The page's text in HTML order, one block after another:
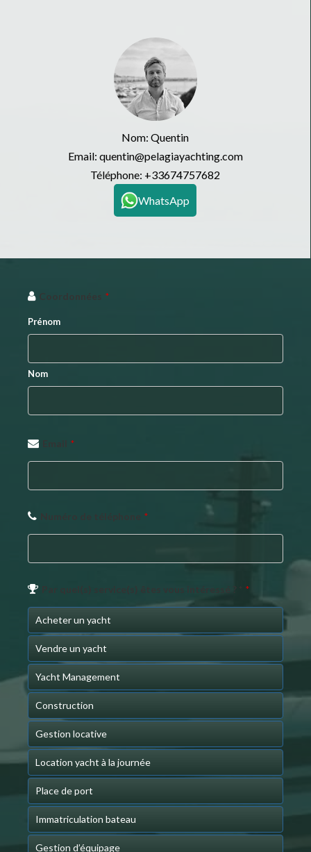
Nom: Quentin
Email: quentin@pelagiayachting.com
Téléphone: +33674757682
WhatsApp
*
Prénom
Nom
*
*
Par quel(s) service(s) êtes vous intéressé ? * *
Acheter un yacht
Vendre un yacht
Yacht Management
Construction
Gestion locative
Location yacht à la journée
Place de port
Immatriculation bateau
Gestion d’équipage